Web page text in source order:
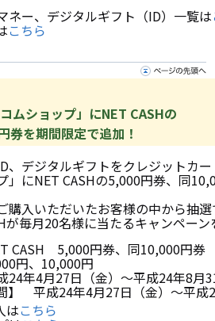
ネー、デジタルギフト（ID）一覧は
こちら
ムショップ」にNET CASHの
券を期間限定で追加！
、デジタルギフトをクレジットカ
」にNET CASHの5,000円券、同
購入いただいたお客様の中から抽
が毎月20名様に当たるキャンペー
CASH 5,000円券、同10,000円券
円、10,000円
24年4月27日（金）～平成24年8月
】 平成24年4月27日（金）～平
はこちら